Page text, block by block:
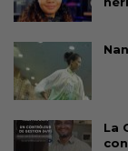
La